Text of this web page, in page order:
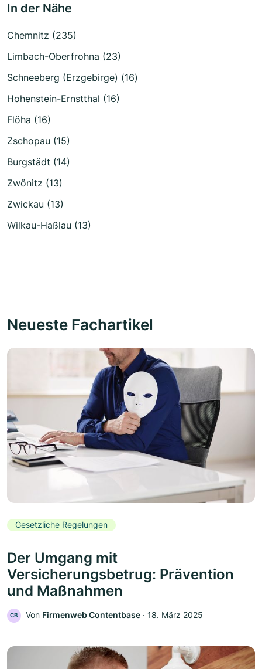
In der Nähe
Chemnitz (235)
Limbach-Oberfrohna (23)
Schneeberg (Erzgebirge) (16)
Hohenstein-Ernstthal (16)
Flöha (16)
Zschopau (15)
Burgstädt (14)
Zwönitz (13)
Zwickau (13)
Wilkau-Haßlau (13)
Neueste Fachartikel
Gesetzliche Regelungen
Der Umgang mit
Versicherungsbetrug: Prävention
und Maßnahmen
CB Von Firmenweb Contentbase ‧ 18. März 2025